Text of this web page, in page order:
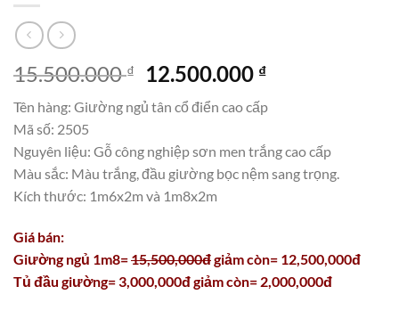
15.500.000₫
Giá
gốc
là:
12.500.000 ₫Giá
tại
12.500.000 ₫.
Tên hàng: Giường ngủ tân cổ điển cao cấp
Mã số: 2505
Nguyên liệu: Gỗ công nghiệp sơn men trắng cao cấp
Màu sắc: Màu trắng, đầu giường bọc nệm sang trọng.
Kích thước: 1m6x2m và 1m8x2m
Giá bán:
Giường ngủ 1m8=15,500,000đgiảm còn= 12,500,000đ
Tủ đầu giường= 3,000,000đ giảm còn= 2,000,000đ